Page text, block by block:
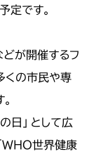
定です。
が開催するフ
くの市民や専
日」として広
WHO世界健康